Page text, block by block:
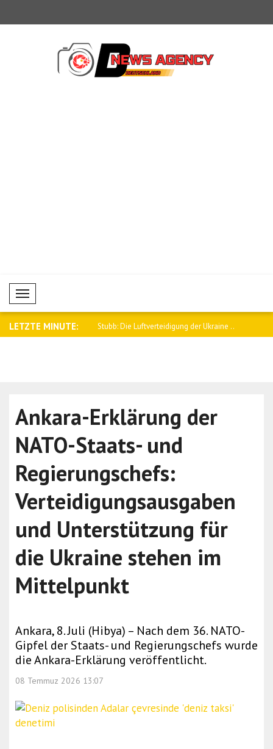
Mobil Menü
LETZTE MINUTE:
Al Thani nahm Stubb: Die Luftverteidigung der Ukraine ..
Ankara-Erklärung der
NATO-Staats- und
Regierungschefs:
Verteidigungsausgaben
und Unterstützung für
die Ukraine stehen im
Mittelpunkt
Ankara, 8. Juli (Hibya) – Nach dem 36. NATO-
Gipfel der Staats- und Regierungschefs wurde
die Ankara-Erklärung veröffentlicht.
08 Temmuz 2026 13:07